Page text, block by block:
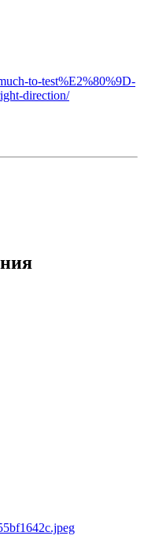
to-test%E2%80%9D-
direction/